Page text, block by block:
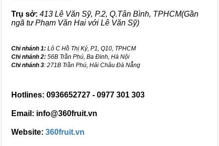
Trụ sở: 413 Lê Văn Sỹ, P.2, Q.Tân Bình, TPHCM(Gần
ngã tư Phạm Văn Hai với Lê Văn Sỹ)
Chi nhánh 1: Lô C Hồ Thị Kỷ, P1, Q10, TPHCM
Chi nhánh 2: 56B Trần Phú, Ba Đình, Hà Nội
Chi nhánh 3: 271B Trần Phú, Hải Châu Đà Nẵng
Hotlines: 0936652727 - 0977 301 303
Email: info@360fruit.vn
Website: 360fruit.vn